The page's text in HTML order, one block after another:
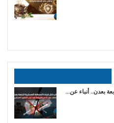
بعدن.. أنباء عن…